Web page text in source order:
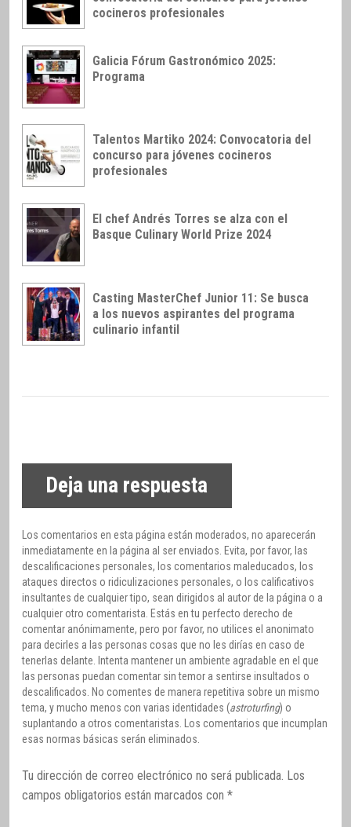
cocineros profesionales
Galicia Fórum Gastronómico 2025:
Programa
Talentos Martiko 2024: Convocatoria del
concurso para jóvenes cocineros
profesionales
El chef Andrés Torres se alza con el
Basque Culinary World Prize 2024
Casting MasterChef Junior 11: Se busca
a los nuevos aspirantes del programa
culinario infantil
Deja una respuesta
Los comentarios en esta página están moderados, no aparecerán
inmediatamente en la página al ser enviados. Evita, por favor, las
descalificaciones personales, los comentarios maleducados, los
ataques directos o ridiculizaciones personales, o los calificativos
insultantes de cualquier tipo, sean dirigidos al autor de la página o a
cualquier otro comentarista. Estás en tu perfecto derecho de
comentar anónimamente, pero por favor, no utilices el anonimato
para decirles a las personas cosas que no les dirías en caso de
tenerlas delante. Intenta mantener un ambiente agradable en el que
las personas puedan comentar sin temor a sentirse insultados o
descalificados. No comentes de manera repetitiva sobre un mismo
tema, y mucho menos con varias identidades (astroturfing) o
suplantando a otros comentaristas. Los comentarios que incumplan
esas normas básicas serán eliminados.
Tu dirección de correo electrónico no será publicada. Los
campos obligatorios están marcados con *